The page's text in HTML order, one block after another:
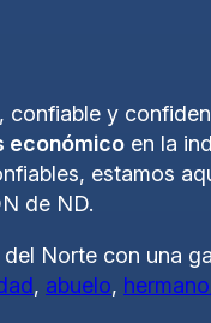
confiable y
económico en la
estamos
de ND.
Norte con una
, abuelo,